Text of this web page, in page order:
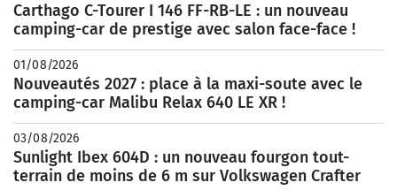
Carthago C-Tourer I 146 FF-RB-LE : un nouveau
camping-car de prestige avec salon face-face !
01/08/2026
Nouveautés 2027 : place à la maxi-soute avec le
camping-car Malibu Relax 640 LE XR !
03/08/2026
Sunlight Ibex 604D : un nouveau fourgon tout-
terrain de moins de 6 m sur Volkswagen Crafter